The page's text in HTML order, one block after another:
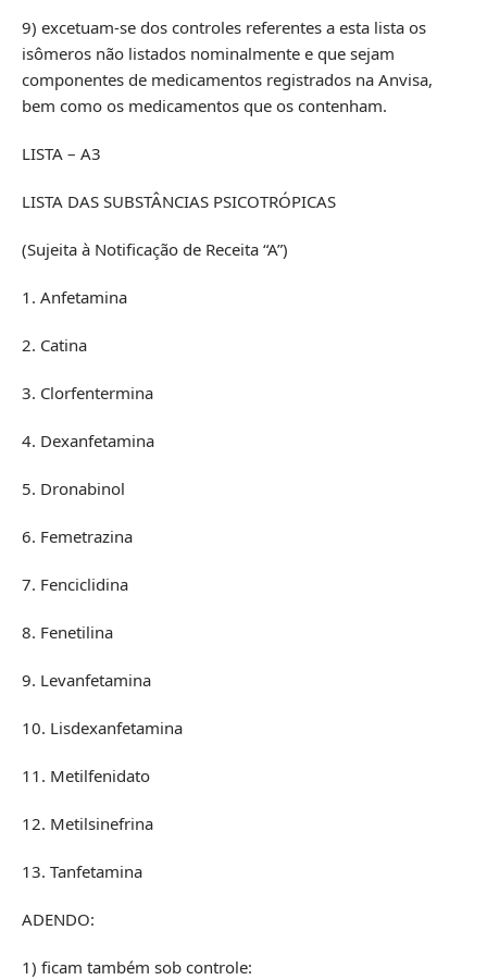
9) excetuam-se dos controles referentes a esta lista os
isômeros não listados nominalmente e que sejam
componentes de medicamentos registrados na Anvisa,
bem como os medicamentos que os contenham.
LISTA – A3
LISTA DAS SUBSTÂNCIAS PSICOTRÓPICAS
(Sujeita à Notificação de Receita “A”)
1. Anfetamina
2. Catina
3. Clorfentermina
4. Dexanfetamina
5. Dronabinol
6. Femetrazina
7. Fenciclidina
8. Fenetilina
9. Levanfetamina
10. Lisdexanfetamina
11. Metilfenidato
12. Metilsinefrina
13. Tanfetamina
ADENDO:
1) ficam também sob controle: